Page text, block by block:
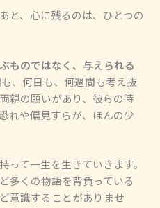
と、心に残るのは、ひとつの
ものではなく、与えられる
、何日も、何週間も考え抜
親の願いがあり、彼らの時
れや偏見すらが、ほんの少
って一生を生きていきます。
多くの物語を背負っている
意識することがありませ